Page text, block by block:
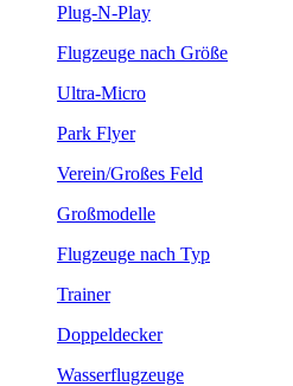
Plug-N-Play
Flugzeuge nach Größe
Ultra-Micro
Park Flyer
Verein/Großes Feld
Großmodelle
Flugzeuge nach Typ
Trainer
Doppeldecker
Wasserflugzeuge